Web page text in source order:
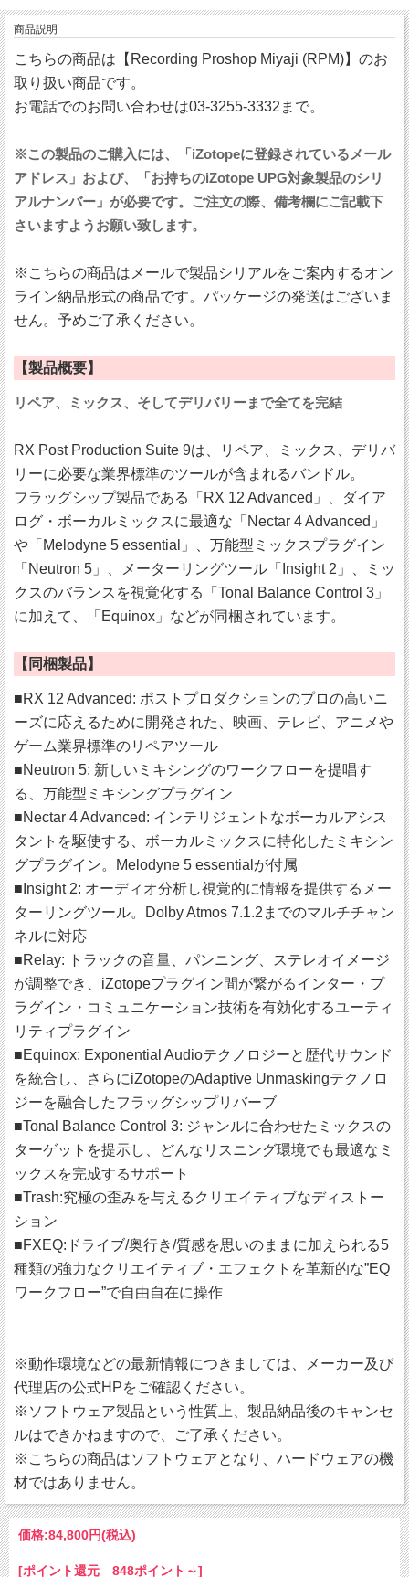
商品説明
こちらの商品は【Recording Proshop Miyaji (RPM)】のお
取り扱い商品です。
お電話でのお問い合わせは03-3255-3332まで。
※この製品のご購入には、「iZotopeに登録されているメール
アドレス」および、「お持ちのiZotope UPG対象製品のシリ
アルナンバー」が必要です。ご注文の際、備考欄にご記載下
さいますようお願い致します。
※こちらの商品はメールで製品シリアルをご案内するオン
ライン納品形式の商品です。パッケージの発送はございま
せん。予めご了承ください。
【製品概要】
リペア、ミックス、そしてデリバリーまで全てを完結
RX Post Production Suite 9は、リペア、ミックス、デリバ
リーに必要な業界標準のツールが含まれるバンドル。
フラッグシップ製品である「RX 12 Advanced」、ダイア
ログ・ボーカルミックスに最適な「Nectar 4 Advanced」
や「Melodyne 5 essential」、万能型ミックスプラグイン
「Neutron 5」、メーターリングツール「Insight 2」、ミッ
クスのバランスを視覚化する「Tonal Balance Control 3」
に加えて、「Equinox」などが同梱されています。
【同梱製品】
■RX 12 Advanced: ポストプロダクションのプロの高いニ
ーズに応えるために開発された、映画、テレビ、アニメや
ゲーム業界標準のリペアツール
■Neutron 5: 新しいミキシングのワークフローを提唱す
る、万能型ミキシングプラグイン
■Nectar 4 Advanced: インテリジェントなボーカルアシス
タントを駆使する、ボーカルミックスに特化したミキシン
グプラグイン。Melodyne 5 essentialが付属
■Insight 2: オーディオ分析し視覚的に情報を提供するメー
ターリングツール。Dolby Atmos 7.1.2までのマルチチャン
ネルに対応
■Relay: トラックの音量、パンニング、ステレオイメージ
が調整でき、iZotopeプラグイン間が繋がるインター・プ
ラグイン・コミュニケーション技術を有効化するユーティ
リティプラグイン
■Equinox: Exponential Audioテクノロジーと歴代サウンド
を統合し、さらにiZotopeのAdaptive Unmaskingテクノロ
ジーを融合したフラッグシップリバーブ
■Tonal Balance Control 3: ジャンルに合わせたミックスの
ターゲットを提示し、どんなリスニング環境でも最適なミ
ックスを完成するサポート
■Trash:究極の歪みを与えるクリエイティブなディストー
ション
■FXEQ:ドライブ/奥行き/質感を思いのままに加えられる5
種類の強力なクリエイティブ・エフェクトを革新的な”EQ
ワークフロー”で自由自在に操作
※動作環境などの最新情報につきましては、メーカー及び
代理店の公式HPをご確認ください。
※ソフトウェア製品という性質上、製品納品後のキャンセ
ルはできかねますので、ご了承ください。
※こちらの商品はソフトウェアとなり、ハードウェアの機
材ではありません。
価格:84,800円(税込)
[ポイント還元 848ポイント～]